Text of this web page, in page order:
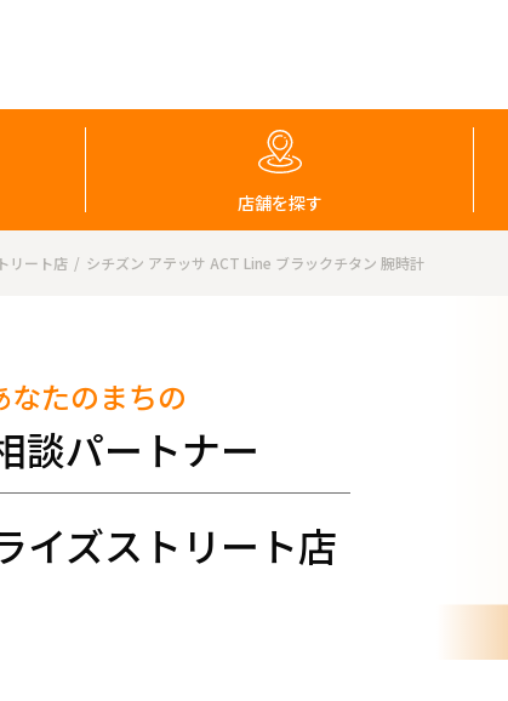
店舗を探す
リート店 シチズン アテッサ ACT Line ブラックチタン 腕時計
イズストリート店
なたのまちの
談パートナー